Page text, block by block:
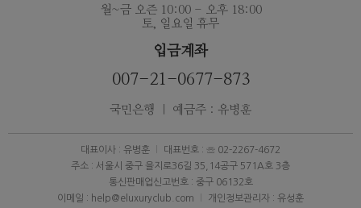
월~금 오즌 10:00 - 오후 18:00
토, 일요일 휴무
입금계좌
007-21-0677-873
국민은행 ｜ 예금주 : 유병훈
대표이사 : 유병훈
대표번호 : ☏ 02-2267-4672
주소 : 서울시 중구 을지로36길 35,14공구 571A호 3층
통신판매업신고번호 : 중구 06132호
이메일 : help@eluxuryclub.com
개인정보관리자 : 유성훈